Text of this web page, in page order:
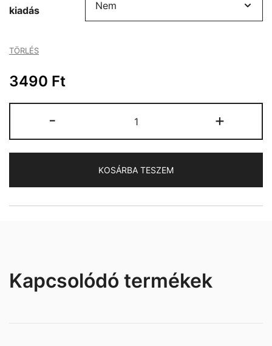
kiadás
TÖRLÉS
3490 Ft
-
arc
bögre
+
KOSÁRBA TESZEM
Kapcsolódó termékek